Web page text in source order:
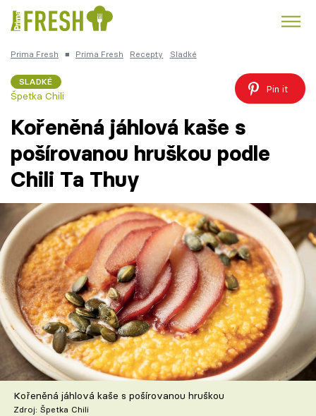
Česká kuchyně
Témata
Recepty
Články
TV Program
Škola vaření
Recepty z TV
Speciál: Cuketa
Prima Fresh ■ Prima Fresh Recepty Sladké
SLADKÉ
Špetka Chili
Pin it
Kořeněná jáhlová kaše s
pošírovanou hruškou podle
Chili Ta Thuy
Kořeněná jáhlová kaše s pošírovanou hruškou
Zdroj: Špetka Chili